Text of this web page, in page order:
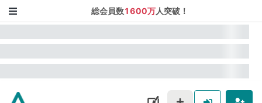
総会員数1600万人突破！